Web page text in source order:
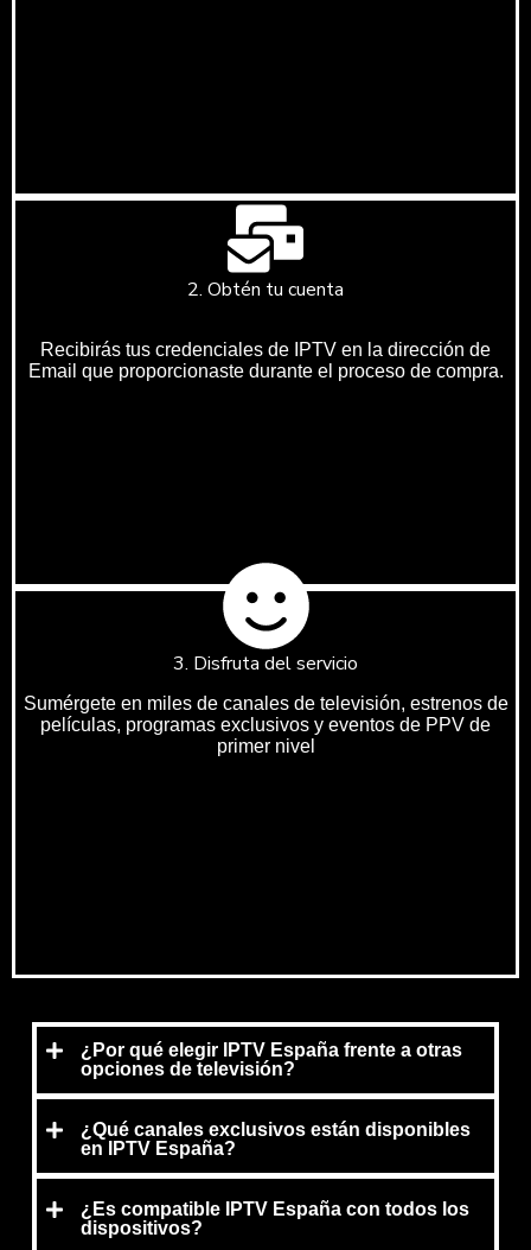
2. Obtén tu cuenta
Recibirás tus credenciales de IPTV en la dirección de
Email que proporcionaste durante el proceso de compra.
3. Disfruta del servicio
Sumérgete en miles de canales de televisión, estrenos de
películas, programas exclusivos y eventos de PPV de
primer nivel
¿Por qué elegir IPTV España frente a otras
opciones de televisión?
¿Qué canales exclusivos están disponibles
en IPTV España?
¿Es compatible IPTV España con todos los
dispositivos?